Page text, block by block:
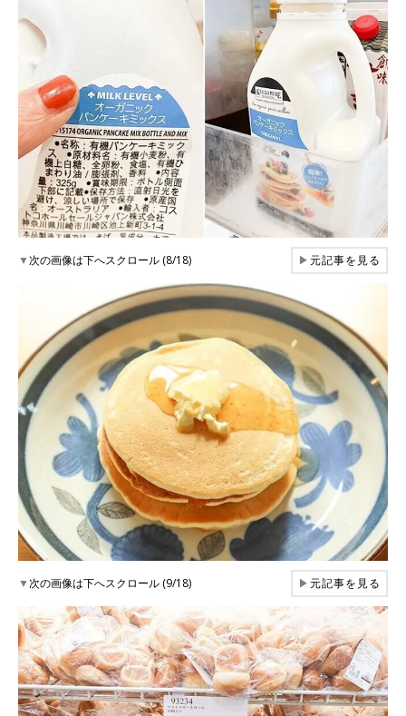
▼次の画像は下へスクロール (8/18) ▶元記事を見る
▼次の画像は下へスクロール (9/18) ▶元記事を見る